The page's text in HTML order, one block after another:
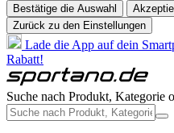
Bestätige die Auswahl
Zurück zu den Einstellungen
Lade die App auf dein
Rabatt!
Suche nach Produkt, Kategorie